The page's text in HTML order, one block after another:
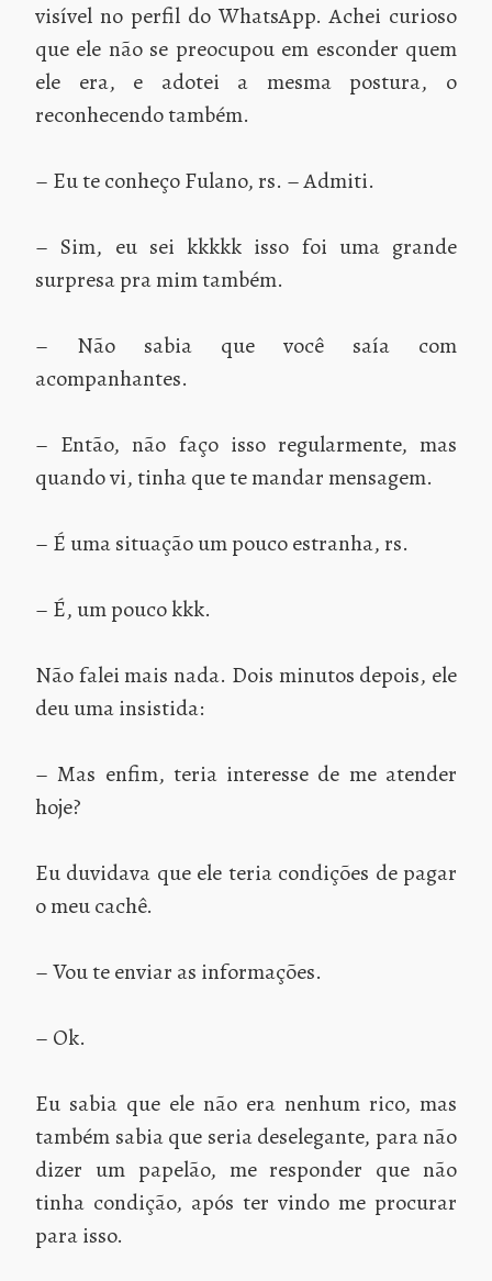
visível no perfil do WhatsApp. Achei curioso
que ele não se preocupou em esconder quem
ele era, e adotei a mesma postura, o
reconhecendo também.
– Eu te conheço Fulano, rs. – Admiti.
– Sim, eu sei kkkkk isso foi uma grande
surpresa pra mim também.
– Não sabia que você saía com
acompanhantes.
– Então, não faço isso regularmente, mas
quando vi, tinha que te mandar mensagem.
– É uma situação um pouco estranha, rs.
– É, um pouco kkk.
Não falei mais nada. Dois minutos depois, ele
deu uma insistida:
– Mas enfim, teria interesse de me atender
hoje?
Eu duvidava que ele teria condições de pagar
o meu cachê.
– Vou te enviar as informações.
– Ok.
Eu sabia que ele não era nenhum rico, mas
também sabia que seria deselegante, para não
dizer um papelão, me responder que não
tinha condição, após ter vindo me procurar
para isso.